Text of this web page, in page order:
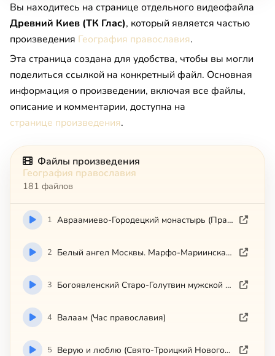
Вы находитесь на странице отдельного видеофайла
Древний Киев (ТК Глас), который является частью
произведения География православия.
Эта страница создана для удобства, чтобы вы могли
поделиться ссылкой на конкретный файл. Основная
информация о произведении, включая все файлы,
описание и комментарии, доступна на
странице произведения.
Файлы произведения
География православия
181 файлов
1 Авраамиево-Городецкий монастырь (Православные памятники земли Костромской)
2 Белый ангел Москвы. Марфо-Мариинская обитель
3 Богоявленский Старо-Голутвин мужской монастырь (Коломна)
4 Валаам (Час православия)
5 Верую и люблю (Свято-Троицкий Новоголутвин женск.монастырь)